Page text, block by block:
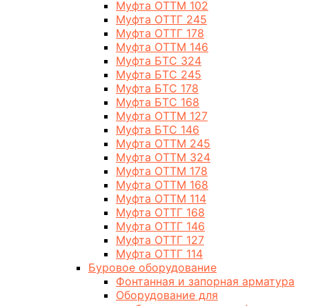
Муфта ОТТМ 102
Муфта ОТТГ 245
Муфта ОТТГ 178
Муфта ОТТМ 146
Муфта БТС 324
Муфта БТС 245
Муфта БТС 178
Муфта БТС 168
Муфта ОТТМ 127
Муфта БТС 146
Муфта ОТТМ 245
Муфта ОТТМ 324
Муфта ОТТМ 178
Муфта ОТТМ 168
Муфта ОТТМ 114
Муфта ОТТГ 168
Муфта ОТТГ 146
Муфта ОТТГ 127
Муфта ОТТГ 114
Буровое оборудование
Фонтанная и запорная арматура
Оборудование для